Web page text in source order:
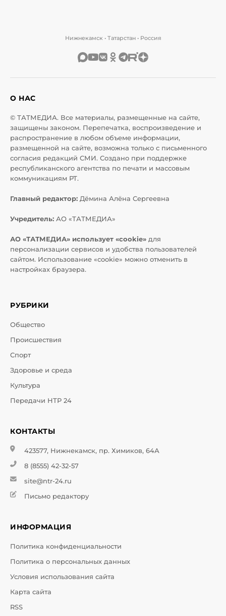
Нижнекамск • Татарстан • Россия
О НАС
© ТАТМЕДИА. Все материалы, размещенные на сайте,
защищены законом. Перепечатка, воспроизведение и
распространение в любом объеме информации,
размещенной на сайте, возможна только с письменного
согласия редакций СМИ. Создано при поддержке
республиканского агентства по печати и массовым
коммуникациям РТ.
Главный редактор: Дёмина Алёна Сергеевна
Учредитель: АО «ТАТМЕДИА»
АО «ТАТМЕДИА» использует «cookie» для
персонализации сервисов и удобства пользователей
сайтом. Использование «cookie» можно отменить в
настройках браузера.
РУБРИКИ
Общество
Происшествия
Спорт
Здоровье и среда
Культура
Передачи НТР 24
КОНТАКТЫ
423577, Нижнекамск, пр. Химиков, 64А
8 (8555) 42-32-57
site@ntr-24.ru
Письмо редактору
ИНФОРМАЦИЯ
Политика конфиденциальности
Политика о персональных данных
Условия использования сайта
Карта сайта
RSS